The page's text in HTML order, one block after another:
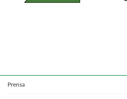
Prensa